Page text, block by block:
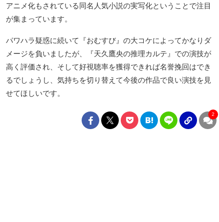
アニメ化もされている同名人気小説の実写化ということで注目
が集まっています。
パワハラ疑惑に続いて『おむすび』の大コケによってかなりダ
メージを負いましたが、『天久鷹央の推理カルテ』での演技が
高く評価され、そして好視聴率を獲得できれば名誉挽回はでき
るでしょうし、気持ちを切り替えて今後の作品で良い演技を見
せてほしいです。
2